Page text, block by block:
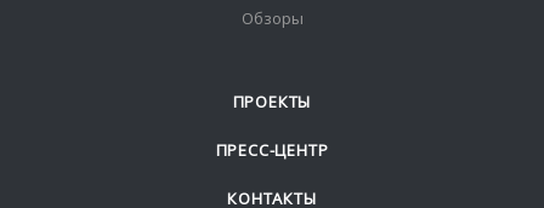
Обзоры
ПРОЕКТЫ
ПРЕСС-ЦЕНТР
КОНТАКТЫ